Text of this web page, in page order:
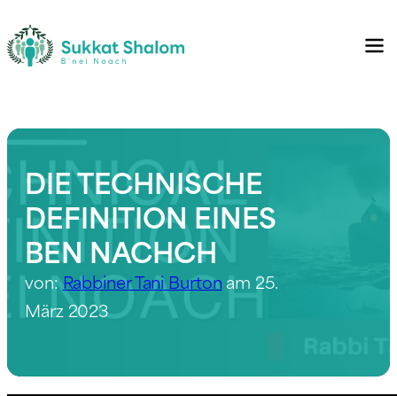
DIE TECHNISCHE
DEFINITION EINES
BEN NACHCH
von:Rabbiner Tani Burton am 25.
März 2023